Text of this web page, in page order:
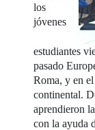
los
jóvenes
estudiantes
pasado
Roma, y en
continental.
aprendieron
con la ayuda